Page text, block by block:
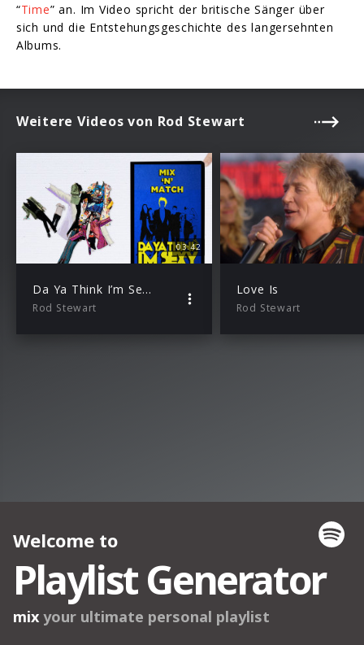
“Time” an. Im Video spricht der britische Sänger über
sich und die Entstehungsgeschichte des langersehnten
Albums.
Weitere Videos von Rod Stewart
03:42
Da Ya Think I’m Sexy (Lyric-Video)
Rod Stewart
Love Is
Rod Stewart